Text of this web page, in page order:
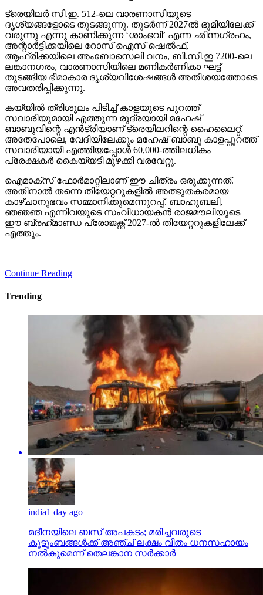
ട്രെയിലര്‍ സി.ഇ. 512-ലെ വാരണാസിയുടെ
ദൃശ്യങ്ങളോടെ തുടങ്ങുന്നു. തുടര്‍ന്ന് 2027ല്‍ ഭൂമിയിലേക്ക്
വരുന്നു എന്നു കാണിക്കുന്ന ‘ശാംഭവി’ എന്ന ഛിന്നഗ്രഹം,
അന്റാര്‍ട്ടിക്കയിലെ റോസ് ഐസ് ഷെല്‍ഫ്,
ആഫ്രിക്കയിലെ അംബോസെലി വനം, ബി.സി.ഇ 7200-ലെ
ലങ്കാനഗരം, വാരണാസിയിലെ മണികര്‍ണികാ ഘട്ട്
തുടങ്ങിയ ഭീമാകാര ദൃശ്യവിശേഷങ്ങള്‍ അതിശയത്തോടെ
അവതരിപ്പിക്കുന്നു.
കയ്യില്‍ ത്രിശൂലം പിടിച്ച് കാളയുടെ പുറത്ത്
സവാരിയുമായി എത്തുന്ന രുദ്രയായി മഹേഷ്
ബാബുവിന്റെ എന്‍ട്രിയാണ് ട്രെയിലറിന്റെ ഹൈലൈറ്റ്.
അതേപോലെ, വേദിയിലേക്കും മഹേഷ് ബാബു കാളപ്പുറത്ത്
സവാരിയായി എത്തിയപ്പോള്‍ 60,000-ത്തിലധികം
പ്രേക്ഷകര്‍ കൈയ്യടി മുഴക്കി വരവേറ്റു.
ഐമാക്‌സ് ഫോര്‍മാറ്റിലാണ് ഈ ചിത്രം ഒരുക്കുന്നത്.
അതിനാല്‍ തന്നെ തിയേറ്ററുകളില്‍ അത്ഭുതകരമായ
കാഴ്ചാനുഭവം സമ്മാനിക്കുമെന്നുറപ്പ്. ബാഹുബലി,
ഞഞഞ എന്നിവയുടെ സംവിധായകന്‍ രാജമൗലിയുടെ
ഈ ബ്രഹ്‌മാണ്ഡ പ്രോജക്റ്റ് 2027-ല്‍ തിയേറ്ററുകളിലേക്ക്
എത്തും.
Continue Reading
Trending
india1 day ago
മദീനയിലെ ബസ് അപകടം; മരിച്ചവരുടെ
കുടുംബങ്ങള്‍ക്ക് അഞ്ച് ലക്ഷം വീതം ധനസഹായം
നല്‍കുമെന്ന് തെലങ്കാന സര്‍ക്കാര്‍